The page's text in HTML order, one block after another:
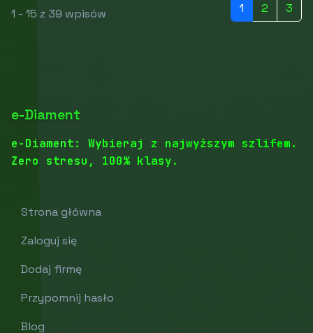
1 - 15 z 39 wpisów 1 2 3
e-Diament
e-Diament: Wybieraj z najwyższym szlifem.
Zero stresu, 100% klasy.
Strona główna
Zaloguj się
Dodaj firmę
Przypomnij hasło
Blog